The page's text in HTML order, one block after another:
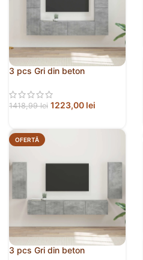
3 pcs Gri din beton
1418,99lei 1223,00 lei
OFERTĂ
3 pcs Gri din beton